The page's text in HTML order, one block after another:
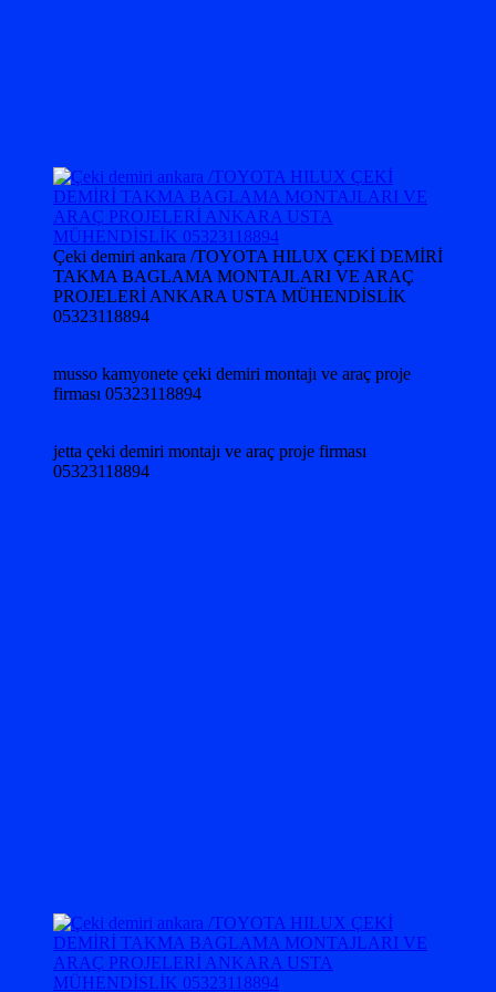
Çeki demiri ankara /TOYOTA HILUX ÇEKİ DEMİRİ
TAKMA BAGLAMA MONTAJLARI VE ARAÇ
PROJELERİ ANKARA USTA MÜHENDİSLİK
05323118894
musso kamyonete çeki demiri montajı ve araç proje
firması 05323118894
jetta çeki demiri montajı ve araç proje firması
05323118894